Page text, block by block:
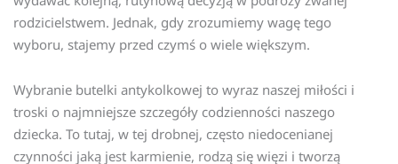
rodzicielstwem. Jednak, gdy zrozumiemy wagę tego
wyboru, stajemy przed czymś o wiele większym.
Wybranie butelki antykolkowej to wyraz naszej miłości i
troski o najmniejsze szczegóły codzienności naszego
dziecka. To tutaj, w tej drobnej, często niedocenianej
czynności jaką jest karmienie, rodzą się więzi i tworzą